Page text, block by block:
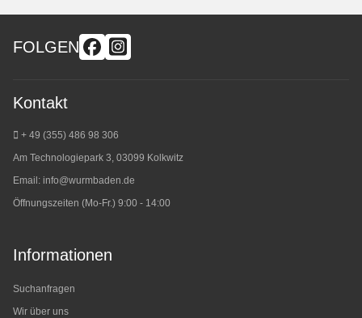
FOLGEN
Kontakt
+ 49 (355) 486 98 306
Am Technologiepark 3, 03099 Kolkwitz
Email: info@wurmbaden.de
Öffnungszeiten (Mo-Fr.) 9:00 - 14:00
Informationen
Suchanfragen
Wir über uns